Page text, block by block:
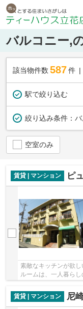
バルコニー,
該当物件数 587件
駅で絞り込む
絞り込み条件：
空室のみ
賃貸 | マンション ピ
素敵なキッチンが欲
ルームは、一人暮ら
賃貸 | マンション
尼